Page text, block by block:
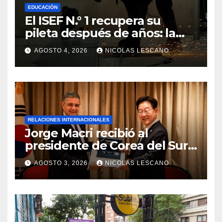
EDUCACIÓN
El ISEF N.° 1 recupera su
pileta después de años: la
obra ya supera el 50% y
cambia la formación de miles
de estudiantes
AGOSTO 4, 2026 NICOLAS LESCANO
RELACIONES INTERNACIONALES
Jorge Macri recibió al
presidente de Corea del Sur y
le entregó la Llave de la
Ciudad
AGOSTO 3, 2026 NICOLAS LESCANO